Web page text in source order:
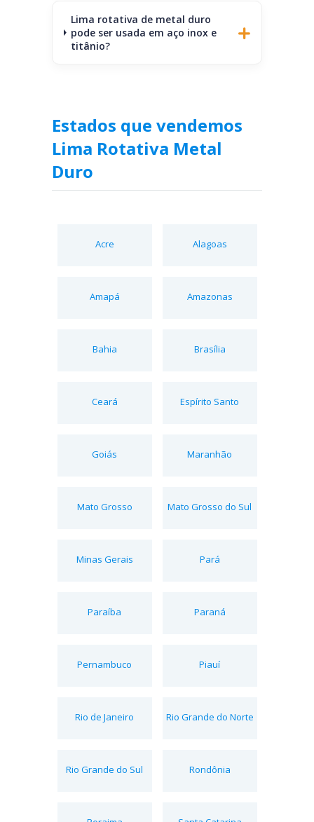
Lima rotativa de metal duro
pode ser usada em aço inox e
titânio?
Estados que vendemos
Lima Rotativa Metal
Duro
Acre Alagoas
Amapá Amazonas
Bahia Brasília
Ceará Espírito Santo
Goiás Maranhão
Mato Grosso Mato Grosso do Sul
Minas Gerais Pará
Paraíba Paraná
Pernambuco Piauí
Rio de Janeiro Rio Grande do Norte
Rio Grande do Sul Rondônia